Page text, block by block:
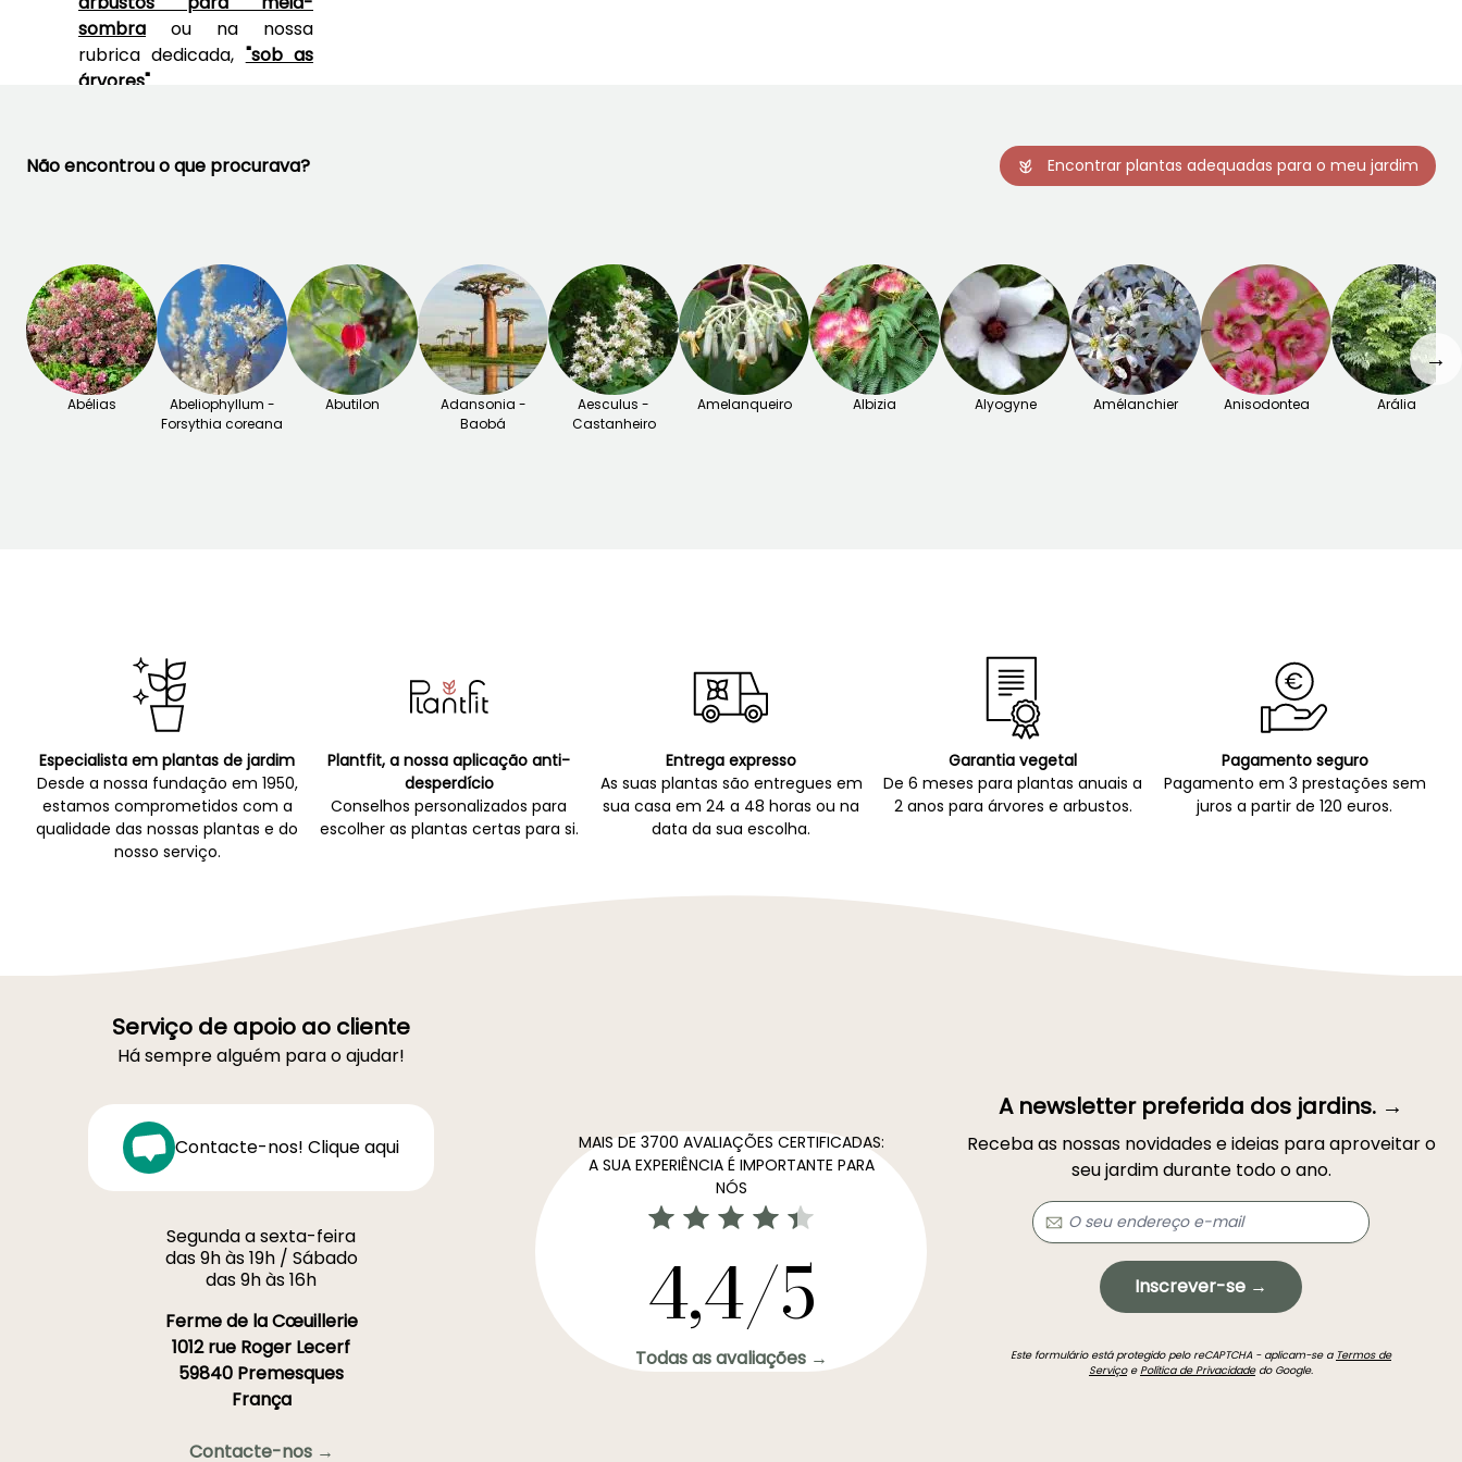
sombra ou na nossa
rubrica dedicada, "sob as
árvores"
plantar, podar e cuidar".
Setembro
Setembro à
Novembro
Não encontrou o que procurava? Encontrar plantas adequadas para o meu jardim
Abélias
Abeliophyllum -
Forsythia coreana
Abutilon
Adansonia -
Baobá
Aesculus -
Castanheiro
Amelanqueiro Albizia Alyogyne Amélanchier Anisodontea Arália
→
Especialista em plantas de jardim
Desde a nossa fundação em 1950,
estamos comprometidos com a
qualidade das nossas plantas e do
nosso serviço.
Plantfit, a nossa aplicação anti-
desperdício
Conselhos personalizados para
escolher as plantas certas para si.
Entrega expresso
As suas plantas são entregues em
sua casa em 24 a 48 horas ou na
data da sua escolha.
Garantia vegetal
De 6 meses para plantas anuais a
2 anos para árvores e arbustos.
Pagamento seguro
Pagamento em 3 prestações sem
juros a partir de 120 euros.
Serviço de apoio ao cliente
Há sempre alguém para o ajudar!
Contacte-nos! Clique aqui
Segunda a sexta-feira
das 9h às 19h / Sábado
das 9h às 16h
Ferme de la Cœuillerie
1012 rue Roger Lecerf
59840 Premesques
França
Contacte-nos →
MAIS DE 3700 AVALIAÇÕES CERTIFICADAS:
A SUA EXPERIÊNCIA É IMPORTANTE PARA
NÓS
4,4/5
Todas as avaliações →
A newsletter preferida dos jardins. →
Receba as nossas novidades e ideias para aproveitar o
seu jardim durante todo o ano.
Inscrever-se →
Este formulário está protegido pelo reCAPTCHA - aplicam-se a Termos de
ServiçoePolítica de Privacidadedo Google.